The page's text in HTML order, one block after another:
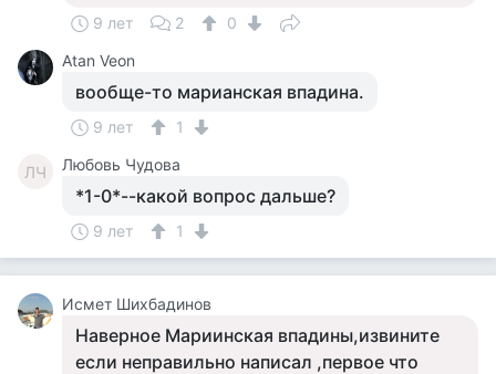
9 лет 2
0
Atan Veon
вообще-то марианская впадина.
9 лет 1
ЛЧ Любовь Чудова
*1-0*--какой вопрос дальше?
9 лет 1
Исмет Шихбадинов
Наверное Мариинская впадины,извините
если неправильно написал ,первое что